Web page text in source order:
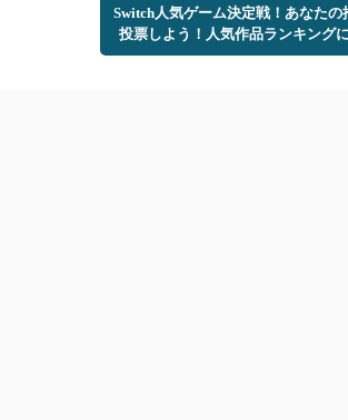
Switch人気ゲーム決定戦！あなたの
投票しよう！人気作品ランキング